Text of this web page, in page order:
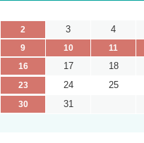
2
3 4
9
10 11
16
17 18
23
24 25
30
31